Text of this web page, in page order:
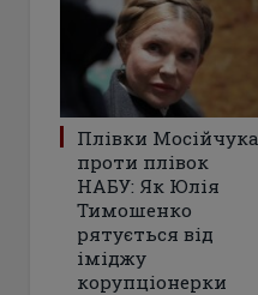
Плівки Мосійчука
проти плівок
НАБУ: Як Юлія
Тимошенко
рятується від
іміджу
корупціонерки